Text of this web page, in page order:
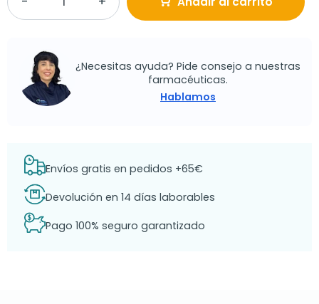
¿Necesitas ayuda? Pide consejo a nuestras
farmacéuticas.
Hablamos
Envíos gratis en pedidos +65€
Devolución en 14 días laborables
Pago 100% seguro garantizado